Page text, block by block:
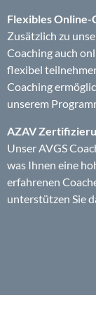
Flexibles
Zusätzlich zu
Coaching auch
flexibel
Coaching
unserem
AZAV
Unser AVGS
was Ihnen eine
erfahrenen
unterstützen Sie